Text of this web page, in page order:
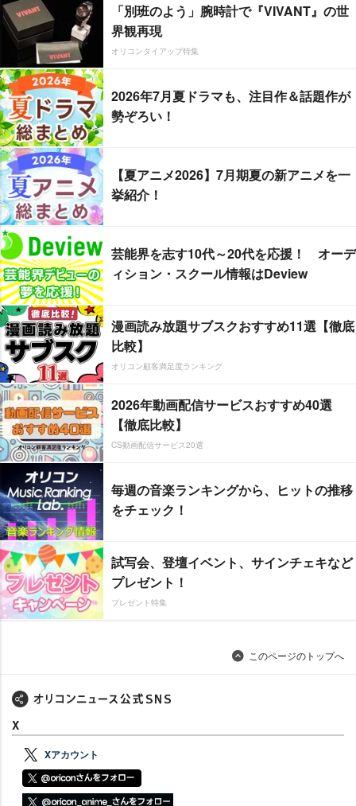
「別班のよう」腕時計で『VIVANT』の世
界観再現
オリコンタイアップ特集
2026年7月夏ドラマも、注目作＆話題作が
勢ぞろい！
【夏アニメ2026】7月期夏の新アニメを一
挙紹介！
芸能界を志す10代～20代を応援！ オーデ
ィション・スクール情報はDeview
漫画読み放題サブスクおすすめ11選【徹底
比較】
オリコン顧客満足度ランキング
2026年動画配信サービスおすすめ40選
【徹底比較】
CS動画配信サービス20選
毎週の音楽ランキングから、ヒットの推移
をチェック！
試写会、登壇イベント、サインチェキなど
プレゼント！
プレゼント特集
このページのトップへ
X
Xアカウント